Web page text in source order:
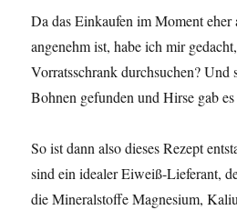
Da das Einkaufen im Moment eher
angenehm ist, habe ich mir
Vorratsschrank durchsuchen? Und
Bohnen gefunden und Hirse gab
So ist dann also dieses Rezept
sind ein idealer Eiweiß-Lieferant,
die Mineralstoffe Magnesium,